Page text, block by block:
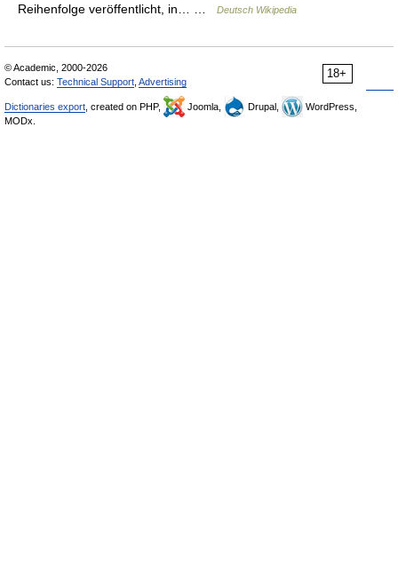
Reihenfolge veröffentlicht, in… …
Deutsch Wikipedia
18+
© Academic, 2000-2026
Contact us: Technical Support Advertising
Dictionaries export , created on PHP, Joomla, Drupal,
WordPress,
MODx.